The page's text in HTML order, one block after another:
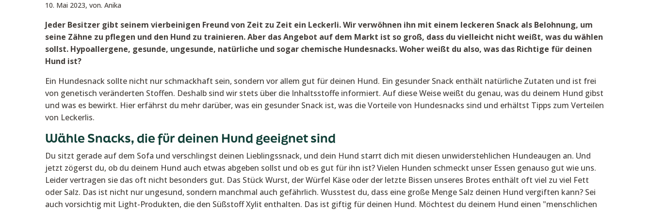
10. Mai 2023, von. Anika
Jeder Besitzer gibt seinem vierbeinigen Freund von Zeit zu Zeit ein Leckerli. Wir verwöhnen ihn mit einem leckeren Snack als Belohnung, um
seine Zähne zu pflegen und den Hund zu trainieren. Aber das Angebot auf dem Markt ist so groß, dass du vielleicht nicht weißt, was du wählen
sollst. Hypoallergene, gesunde, ungesunde, natürliche und sogar chemische Hundesnacks. Woher weißt du also, was das Richtige für deinen
Hund ist?
Ein Hundesnack sollte nicht nur schmackhaft sein, sondern vor allem gut für deinen Hund. Ein gesunder Snack enthält natürliche Zutaten und ist frei
von genetisch veränderten Stoffen. Deshalb sind wir stets über die Inhaltsstoffe informiert. Auf diese Weise weißt du genau, was du deinem Hund gibst
und was es bewirkt. Hier erfährst du mehr darüber, was ein gesunder Snack ist, was die Vorteile von Hundesnacks sind und erhältst Tipps zum Verteilen
von Leckerlis.
Wähle Snacks, die für deinen Hund geeignet sind
Du sitzt gerade auf dem Sofa und verschlingst deinen Lieblingssnack, und dein Hund starrt dich mit diesen unwiderstehlichen Hundeaugen an. Und
jetzt zögerst du, ob du deinem Hund auch etwas abgeben sollst und ob es gut für ihn ist? Vielen Hunden schmeckt unser Essen genauso gut wie uns.
Leider vertragen sie das oft nicht besonders gut. Das Stück Wurst, der Würfel Käse oder der letzte Bissen unseres Brotes enthält oft viel zu viel Fett
oder Salz. Das ist nicht nur ungesund, sondern manchmal auch gefährlich. Wusstest du, dass eine große Menge Salz deinen Hund vergiften kann? Sei
auch vorsichtig mit Light-Produkten, die den Süßstoff Xylit enthalten. Das ist giftig für deinen Hund. Möchtest du deinem Hund einen "menschlichen